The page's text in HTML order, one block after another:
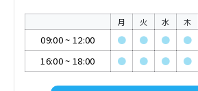
月 火 水 木
09:00~ 12:00 ● ● ● ●
16:00~ 18:00 ● ● ● ●